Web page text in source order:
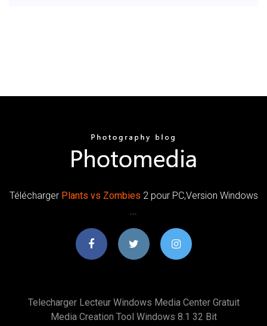
Télécharger Plants vs Zombies 2 pour PC,Version Windows
Telecharger Lecteur Windows Media Center Gratuit
Media Creation Tool Windows 8.1 32 Bit